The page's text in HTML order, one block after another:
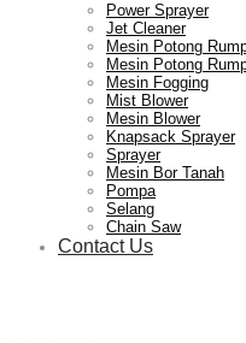
Power Sprayer
Jet Cleaner
Mesin Potong
Mesin Potong
Mesin Fogging
Mist Blower
Mesin Blower
Knapsack Sprayer
Sprayer
Mesin Bor Tanah
Pompa
Selang
Chain Saw
Contact Us